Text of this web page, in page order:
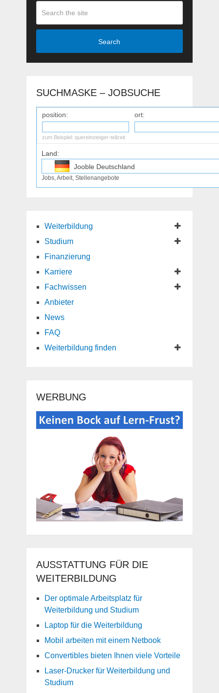
Search
SUCHMASKE – JOBSUCHE
position: ort:
zum Beispiel: quereinsteiger-teilzeit
Land:
Jooble Deutschland
Jooble Osterreich
Jobs, Arbeit, Stellenangebote
Weiterbildung
Studium
Finanzierung
Karriere
Fachwissen
Anbieter
News
FAQ
Weiterbildung finden
WERBUNG
AUSSTATTUNG FÜR DIE
WEITERBILDUNG
Der optimale Arbeitsplatz für
Weiterbildung und Studium
Laptop für die Weiterbildung
Mobil arbeiten mit einem Netbook
Convertibles bieten Ihnen viele Vorteile
Laser-Drucker für Weiterbildung und
Studium